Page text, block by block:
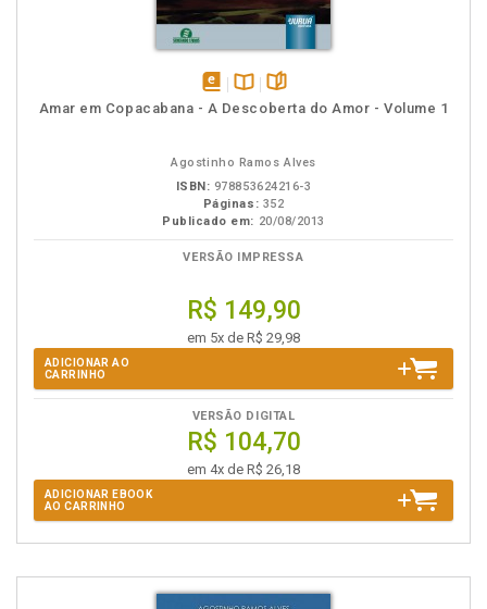
disponível
Disponível
páginas
Amar em Copacabana - A Descoberta do Amor - Volume 1
Agostinho Ramos Alves
ISBN: 978853624216-3
Páginas: 352
Publicado em: 20/08/2013
VERSÃO IMPRESSA
R$ 149,90
em 5x de R$ 29,98
ADICIONAR AO
CARRINHO
VERSÃO DIGITAL
R$ 104,70
em 4x de R$ 26,18
ADICIONAR EBOOK
AO CARRINHO